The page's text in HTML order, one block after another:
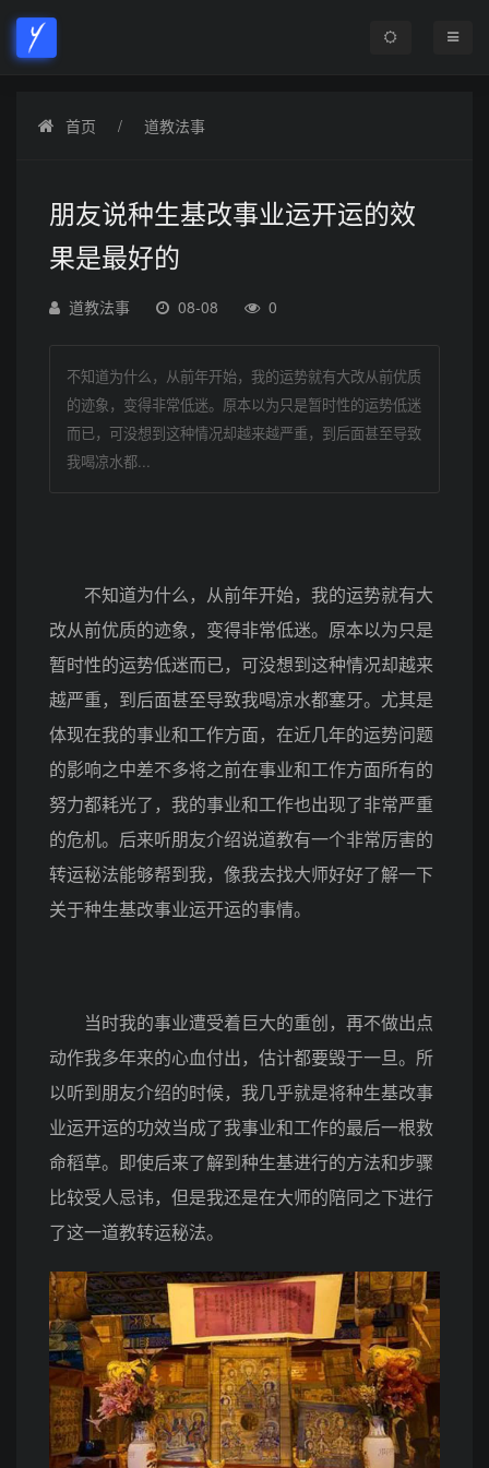
首页 道教法事
朋友说种生基改事业运开运的效
果是最好的
道教法事 08-08 0
不知道为什么，从前年开始，我的运势就有大改从前优质
的迹象，变得非常低迷。原本以为只是暂时性的运势低迷
而已，可没想到这种情况却越来越严重，到后面甚至导致
我喝凉水都...
不知道为什么，从前年开始，我的运势就有大
改从前优质的迹象，变得非常低迷。原本以为只是
暂时性的运势低迷而已，可没想到这种情况却越来
越严重，到后面甚至导致我喝凉水都塞牙。尤其是
体现在我的事业和工作方面，在近几年的运势问题
的影响之中差不多将之前在事业和工作方面所有的
努力都耗光了，我的事业和工作也出现了非常严重
的危机。后来听朋友介绍说道教有一个非常厉害的
转运秘法能够帮到我，像我去找大师好好了解一下
关于种生基改事业运开运的事情。
当时我的事业遭受着巨大的重创，再不做出点
动作我多年来的心血付出，估计都要毁于一旦。所
以听到朋友介绍的时候，我几乎就是将种生基改事
业运开运的功效当成了我事业和工作的最后一根救
命稻草。即使后来了解到种生基进行的方法和步骤
比较受人忌讳，但是我还是在大师的陪同之下进行
了这一道教转运秘法。